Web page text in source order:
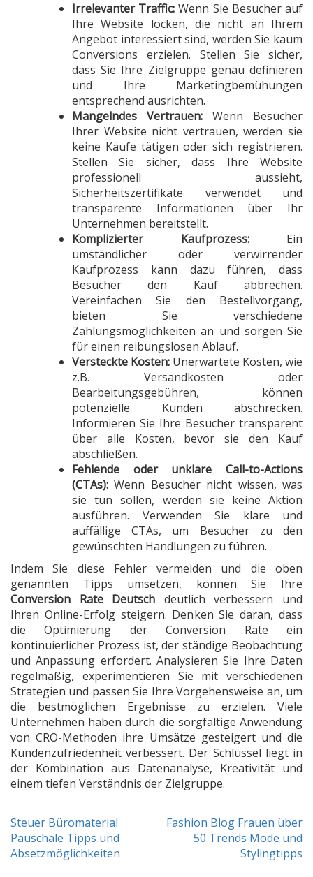
Irrelevanter Traffic: Wenn Sie Besucher auf
Ihre Website locken, die nicht an Ihrem
Angebot interessiert sind, werden Sie kaum
Conversions erzielen. Stellen Sie sicher,
dass Sie Ihre Zielgruppe genau definieren
und Ihre Marketingbemühungen
entsprechend ausrichten.
Mangelndes Vertrauen: Wenn Besucher
Ihrer Website nicht vertrauen, werden sie
keine Käufe tätigen oder sich registrieren.
Stellen Sie sicher, dass Ihre Website
professionell aussieht,
Sicherheitszertifikate verwendet und
transparente Informationen über Ihr
Unternehmen bereitstellt.
Komplizierter Kaufprozess:Ein
umständlicher oder verwirrender
Kaufprozess kann dazu führen, dass
Besucher den Kauf abbrechen.
Vereinfachen Sie den Bestellvorgang,
bieten Sie verschiedene
Zahlungsmöglichkeiten an und sorgen Sie
für einen reibungslosen Ablauf.
Versteckte Kosten: Unerwartete Kosten, wie
z.B. Versandkosten oder
Bearbeitungsgebühren, können
potenzielle Kunden abschrecken.
Informieren Sie Ihre Besucher transparent
über alle Kosten, bevor sie den Kauf
abschließen.
Fehlende oder unklare Call-to-Actions
(CTAs): Wenn Besucher nicht wissen, was
sie tun sollen, werden sie keine Aktion
ausführen. Verwenden Sie klare und
auffällige CTAs, um Besucher zu den
gewünschten Handlungen zu führen.
Indem Sie diese Fehler vermeiden und die oben
genannten Tipps umsetzen, können Sie Ihre
Conversion Rate Deutsch deutlich verbessern und
Ihren Online-Erfolg steigern. Denken Sie daran, dass
die Optimierung der Conversion Rate ein
kontinuierlicher Prozess ist, der ständige Beobachtung
und Anpassung erfordert. Analysieren Sie Ihre Daten
regelmäßig, experimentieren Sie mit verschiedenen
Strategien und passen Sie Ihre Vorgehensweise an, um
die bestmöglichen Ergebnisse zu erzielen. Viele
Unternehmen haben durch die sorgfältige Anwendung
von CRO-Methoden ihre Umsätze gesteigert und die
Kundenzufriedenheit verbessert. Der Schlüssel liegt in
der Kombination aus Datenanalyse, Kreativität und
einem tiefen Verständnis der Zielgruppe.
Post
navigation
Steuer Büromaterial
Pauschale Tipps und
Absetzmöglichkeiten
Fashion Blog Frauen über
50 Trends Mode und
Stylingtipps